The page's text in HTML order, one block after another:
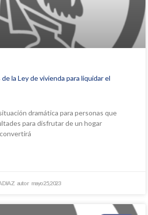
la Ley de vivienda para liquidar el
dramática para personas que
para disfrutar de un hogar
DIAZ mayo 25, 2023